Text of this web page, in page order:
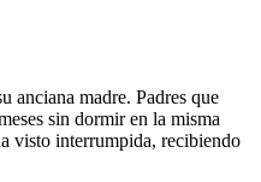
anciana madre. Padres que
sin dormir en la misma
visto interrumpida, recibiendo